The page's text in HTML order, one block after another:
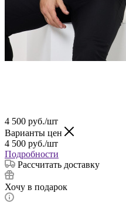
4 500 руб./шт
Варианты цен
4 500 руб./шт
Подробности
Рассчитать доставку
Хочу в подарок